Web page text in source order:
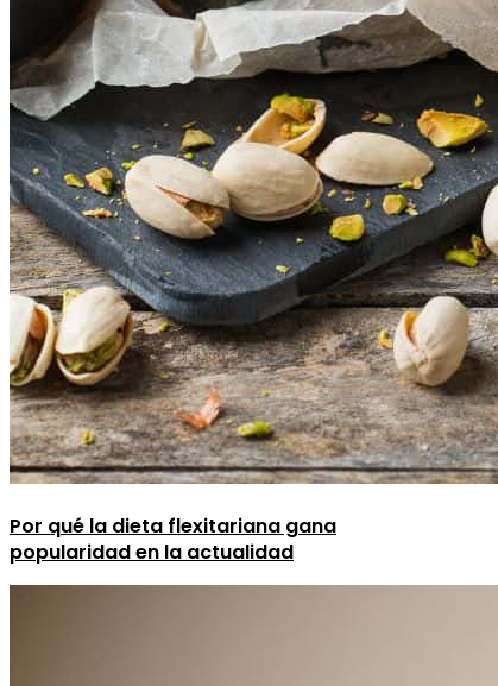
Por qué la dieta flexitariana gana
popularidad en la actualidad